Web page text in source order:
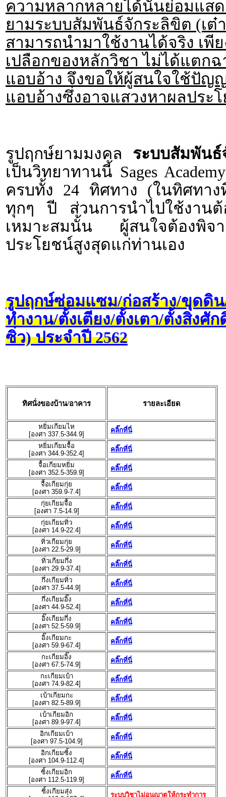
ความหลากหลายได้นั้นย่อมแส
ยามระบบสัมพันธ์จักระลิขิต (เ
สามารถนำมาใช้งานได้จริง เพี
เปลือกของหลักวิชา ไม่ได้แตก
แอบอ้าง จึงขอให้ผู้สนใจใช้ปัญ
แอบอ้างซึ่งอาจแสวงหาผลประ
รูปฤกษ์ยามมงคล ระบบสัมพัน
เป็นวิทยาทานนี้ Sages
ครบทั้ง 24 ทิศทาง (ในทิศทา
ทุกๆ ปี ส่วนการนำไปใช้งานต้
เหมาะสมนั้น ผู้สนใจต้องพิจ
ประโยชน์สูงสุดแก่ท่านเอง
รูปฤกษ์ซ่อมแซม/ก่อสร้าง/ขุดดิ
ทำงาน/ตั้งเตียง/ตั้งเตา/ตั้งสิ่งศั
ซิ่ว) ประจำปี 2562
ทิศนั่งของบ้าน/อาคาร รายละเอียด
หยิ่มเกียมไห
[องศา 337.5-344.9]
คลิ๊กที่นี่
หยิ่มเกียมจื้อ
[องศา 344.9-352.4]
คลิ๊กที่นี่
จื้อเกียมหยิ่ม
[องศา 352.5-359.9]
คลิ๊กที่นี่
จื้อเกียมกุ่ย
[องศา 359.9-7.4]
คลิ๊กที่นี่
กุ่ยเกียมจื้อ
[องศา 7.5-14.9]
คลิ๊กที่นี่
กุ่ยเกียมทิ่ว
[องศา 14.9-22.4]
คลิ๊กที่นี่
ทิ่วเกียมกุ่ย
[องศา 22.5-29.9]
คลิ๊กที่นี่
ทิ่วเกียมกึ่ง
[องศา 29.9-37.4]
คลิ๊กที่นี่
กึ่งเกียมทิ่ว
[องศา 37.5-44.9]
คลิ๊กที่นี่
กึ่งเกียมอิ๊ง
[องศา 44.9-52.4]
คลิ๊กที่นี่
อิ๊งเกียมกึ่ง
[องศา 52.5-59.9]
คลิ๊กที่นี่
อิ๊งเกียมกะ
[องศา 59.9-67.4]
คลิ๊กที่นี่
กะเกียมอิ๊ง
[องศา 67.5-74.9]
คลิ๊กที่นี่
กะเกียมเบ้า
[องศา 74.9-82.4]
คลิ๊กที่นี่
เบ้าเกียมกะ
[องศา 82.5-89.9]
คลิ๊กที่นี่
เบ้าเกียมอิก
[องศา 89.9-97.4]
คลิ๊กที่นี่
อิกเกียมเบ้า
[องศา 97.5-104.9]
คลิ๊กที่นี่
อิกเกียมซิ้ง
[องศา 104.9-112.4]
คลิ๊กที่นี่
ซิ้งเกียมอิก
[องศา 112.5-119.9]
คลิ๊กที่นี่
ซิ้งเกียมสุ่ง
ระบบวิชาไม่อนุญาตให้กระทำการ